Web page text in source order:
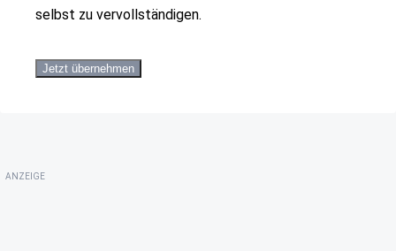
selbst zu vervollständigen.
Jetzt übernehmen
ANZEIGE